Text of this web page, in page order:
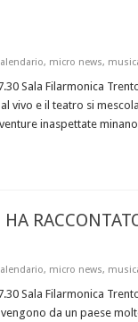
, micro news,
Sala Filarmonica
vivo e il teatro si
inaspettate
, micro news,
Sala Filarmonica
da un paese